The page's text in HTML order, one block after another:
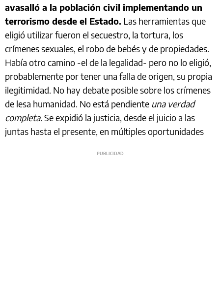
avasalló a la población civil implementando un
terrorismo desde el Estado. Las herramientas que
eligió utilizar fueron el secuestro, la tortura, los
crímenes sexuales, el robo de bebés y de propiedades.
Había otro camino -el de la legalidad- pero no lo eligió,
probablemente por tener una falla de origen, su propia
ilegitimidad. No hay debate posible sobre los crímenes
de lesa humanidad. No está pendiente una verdad
completa.Se expidió la justicia, desde el juicio a las
juntas hasta el presente, en múltiples oportunidades